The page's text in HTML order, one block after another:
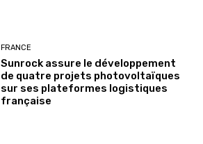
FRANCE
Sunrock assure le développement
de quatre projets photovoltaïques
sur ses plateformes logistiques
française